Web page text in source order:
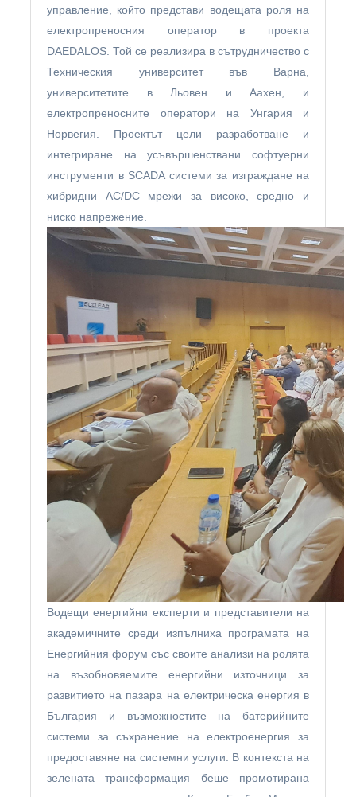
управление, който представи водещата роля на
електропреносния оператор в проекта
DAEDALOS. Той се реализира в сътрудничество с
Техническия университет във Варна,
университетите в Льовен и Аахен, и
електропреносните оператори на Унгария и
Норвегия. Проектът цели разработване и
интегриране на усъвършенствани софтуерни
инструменти в SCADA системи за изграждане на
хибридни AC/DC мрежи за високо, средно и
ниско напрежение.
Водещи енергийни експерти и представители на
академичните среди изпълниха програмата на
Енергийния форум със своите анализи на ролята
на възобновяемите енергийни източници за
развитието на пазара на електрическа енергия в
България и възможностите на батерийните
системи за съхранение на електроенергия за
предоставяне на системни услуги. В контекста на
зелената трансформация беше промотирана